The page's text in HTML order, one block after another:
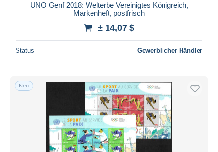
UNO Genf 2018: Welterbe Vereinigtes Königreich,
Markenheft, postfrisch
± 14,07 $
Status Gewerblicher Händler
Neu